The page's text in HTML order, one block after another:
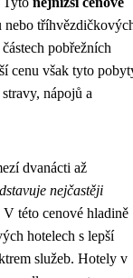
pobřežních
cenu však tyto
nápojů a
dvanácti až
nejčastěji
této cenové hladině
hotelech s lepší
služeb. Hotely v